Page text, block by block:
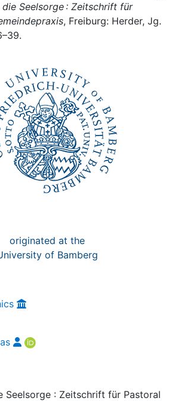
Seelsorge : Zeitschrift für
, Freiburg: Herder, Jg.
originated at the
of Bamberg
Seelsorge : Zeitschrift für Pastoral